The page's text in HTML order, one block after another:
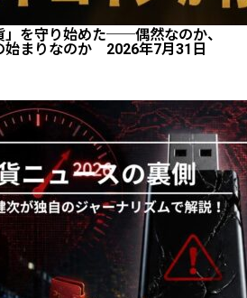
」を守り始めた──偶然なのか、
始まりなのか 2026年7月31日